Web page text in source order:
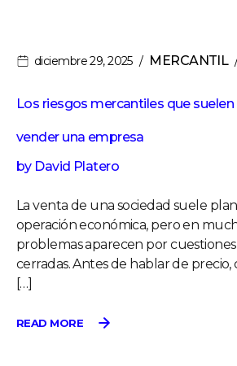
diciembre 29, 2025 MERCANTIL
Los riesgos mercantiles que suelen
vender una empresa
by David Platero
La venta de una sociedad suele
operación económica, pero en
problemas aparecen por
cerradas. Antes de hablar de
[…]
READ MORE